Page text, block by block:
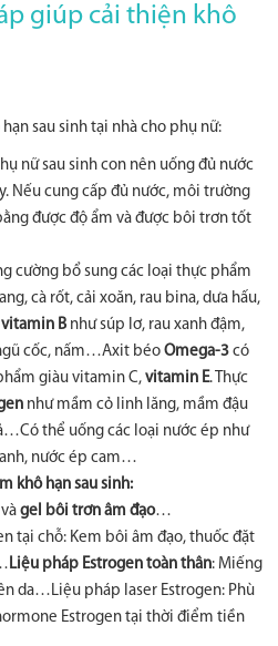
giúp cải thiện khô
sau sinh tại nhà cho phụ nữ:
nữ sau sinh con nên uống đủ nước
Nếu cung cấp đủ nước, môi trường
được độ ẩm và được bôi trơn tốt
cường bổ sung các loại thực phẩm
cà rốt, cải xoăn, rau bina, dưa hấu,
vitamin B như súp lơ, rau xanh đậm,
cốc, nấm…Axit béo Omega-3 có
giàu vitamin C, vitamin E. Thực
như mầm cỏ linh lăng, mầm đậu
thể uống các loại nước ép như
nước ép cam…
khô hạn sau sinh:
gel bôi trơn âm đạo…
tại chỗ: Kem bôi âm đạo, thuốc đặt
Liệu pháp Estrogen toàn thân: Miếng
da…Liệu pháp laser Estrogen: Phù
Estrogen tại thời điểm tiền